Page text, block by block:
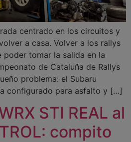
centrado en los circuitos y
a casa. Volver a los rallys
poder tomar la salida en la
de Cataluña de Rallys
problema: el Subaru
configurado para asfalto y […]
STI REAL al
compito